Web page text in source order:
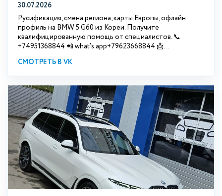
30.07.2026
Русификация, смена региона, карты Европы, офлайн
профиль на BMW 5 G60 из Кореи. Получите
квалифицированную помощь от специалистов. 📞
+74951368844 📲 what's app+79623668844 📩...
СМОТРЕТЬ В VK